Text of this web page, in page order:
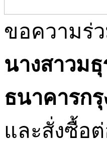
ขอความร่
นางสาวมธุ
ธนาคารกรุ
และสั่งซื้อต่